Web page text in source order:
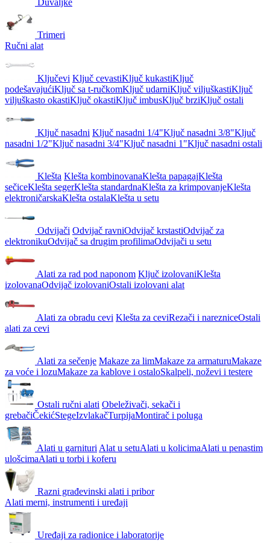
Trimeri
Ručni alat
Ključevi Ključ cevastiKljuč kukastiKljuč
podešavajućiKljuč sa t-ručkomKljuč udarniKljuč viljuškastiKljuč
viljuškasto okastiKljuč okastiKljuč imbusKljuč brziKljuč ostali
Ključ nasadni Ključ nasadni 1/4"Ključ nasadni 3/8"Ključ
nasadni 1/2"Ključ nasadni 3/4"Ključ nasadni 1"Ključ nasadni ostali
Klešta Klešta kombinovanaKlešta papagajKlešta
sečiceKlešta segerKlešta standardnaKlešta za krimpovanjeKlešta
elektroničarskaKlešta ostalaKlešta u setu
Odvijači Odvijač ravniOdvijač krstastiOdvijač za
elektronikuOdvijač sa drugim profilimaOdvijači u setu
Alati za rad pod naponom Ključ izolovaniKlešta
izolovanaOdvijač izolovaniOstali izolovani alat
Alati za obradu cevi Klešta za ceviRezači i narezniceOstali
alati za cevi
Alati za sečenje Makaze za limMakaze za armaturuMakaze
za voće i lozuMakaze za kablove i ostaloSkalpeli, noževi i testere
Ostali ručni alati Obeleživači, sekači i
grebačiČekićStegeIzvlakačTurpijaMontirač i poluga
Alati u garnituri Alat u setuAlati u kolicimaAlati u penastim
ulošcimaAlati u torbi i koferu
Razni građevinski alati i pribor
Alati merni, instrumenti i uređaji
Uređaji za radionice i laboratorije